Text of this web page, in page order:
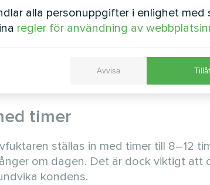
läge
7) optimal. Detta beror på att
beräkningar avdunstar 4–5 liter
m² innebär det 80–100 liter vatten
att upprätthålla optimal luftfuktighet.
timer
ställas in med timer till 8–12
om dagen. Det är dock viktigt att
kondens.
alla personuppgifter i enlighet med
regler för användning av
Avvisa